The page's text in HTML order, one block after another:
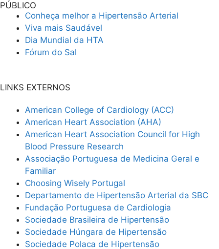
PÚBLICO
Conheça melhor a Hipertensão Arterial
Viva mais Saudável
Dia Mundial da HTA
Fórum do Sal
LINKS EXTERNOS
American College of Cardiology (ACC)
American Heart Association (AHA)
American Heart Association Council for High
Blood Pressure Research
Associação Portuguesa de Medicina Geral e
Familiar
Choosing Wisely Portugal
Departamento de Hipertensão Arterial da SBC
Fundação Portuguesa de Cardiologia
Sociedade Brasileira de Hipertensão
Sociedade Húngara de Hipertensão
Sociedade Polaca de Hipertensão